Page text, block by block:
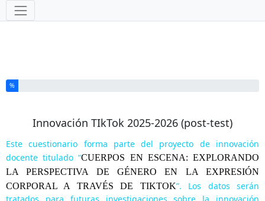
Herramientas
Ha completado el % de este formulario
%
Innovación TIkTok 2025-2026 (post-test)
Este cuestionario forma parte del proyecto de innovación
docente titulado “CUERPOS EN ESCENA: EXPLORANDO
LA PERSPECTIVA DE GÉNERO EN LA EXPRESIÓN
CORPORAL A TRAVÉS DE TIKTOK”. Los datos serán